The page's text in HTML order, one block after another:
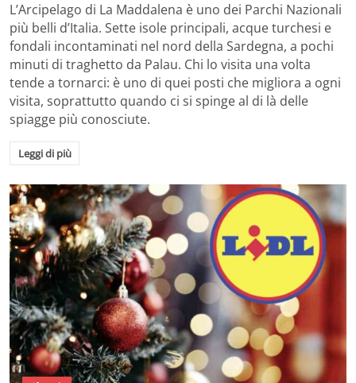
L’Arcipelago di La Maddalena è uno dei Parchi Nazionali
più belli d’Italia. Sette isole principali, acque turchesi e
fondali incontaminati nel nord della Sardegna, a pochi
minuti di traghetto da Palau. Chi lo visita una volta
tende a tornarci: è uno di quei posti che migliora a ogni
visita, soprattutto quando ci si spinge al di là delle
spiagge più conosciute.
Leggi di più